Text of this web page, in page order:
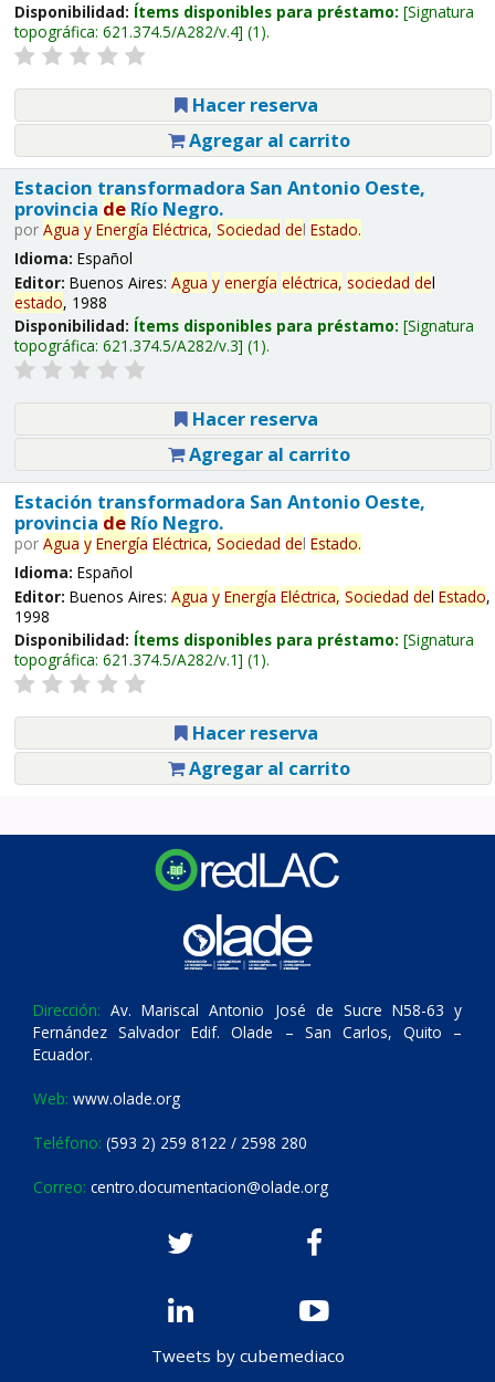
Disponibilidad: Ítems disponibles para préstamo: Signatura
topográfica: 621.374.5/A282/v.4 (1).
Hacer reserva
Agregar al carrito
Estacion transformadora San Antonio Oeste,
provincia deRío Negro.
por Agua y Energía Eléctrica, Sociedad del Estado.
Idioma: Español
Editor: Buenos Aires: Agua y energía eléctrica, sociedad del
estado, 1988
Disponibilidad: Ítems disponibles para préstamo: Signatura
topográfica: 621.374.5/A282/v.3 (1).
Hacer reserva
Agregar al carrito
Estación transformadora San Antonio Oeste,
provincia deRío Negro.
por Agua y Energía Eléctrica, Sociedad del Estado.
Idioma: Español
Editor: Buenos Aires: Agua y Energía Eléctrica, Sociedad del Estado,
1998
Disponibilidad: Ítems disponibles para préstamo: Signatura
topográfica: 621.374.5/A282/v.1 (1).
Hacer reserva
Agregar al carrito
Dirección: Av. Mariscal Antonio José de Sucre N58-63 y
Fernández Salvador Edif. Olade – San Carlos, Quito –
Ecuador.
Web: www.olade.org
Teléfono: (593 2) 259 8122 / 2598 280
Correo: centro.documentacion@olade.org
Tweets by cubemediaco